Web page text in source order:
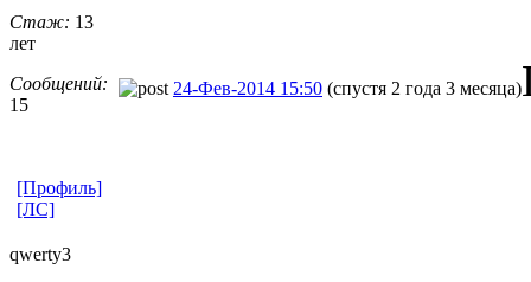
Стаж: 13
лет
Сообщений:
15
24-Фев-2014 15:50 (спустя 2 года 3 месяца)
[Профиль]
[ЛС]
qwerty3